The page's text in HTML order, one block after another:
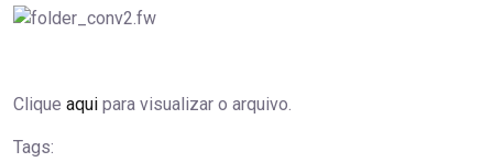
Clique aqui para visualizar o arquivo.
Tags: